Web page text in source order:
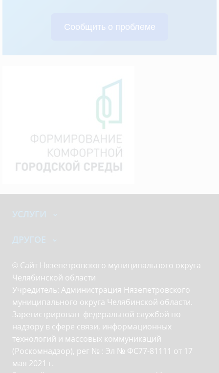
Сообщить о проблеме
УСЛУГИ
ДРУГОЕ
© Сайт Нязепетровского муниципального округа
Челябинской области
Учредитель: Администрация Нязепетровского
муниципального округа Челябинской области.
Зарегистрирован федеральной службой по
надзору в сфере связи, информационных
технологий и массовых коммуникаций
(Роскомнадзор), рег № : Эл № ФС77-81111 от 17
мая 2021 г.